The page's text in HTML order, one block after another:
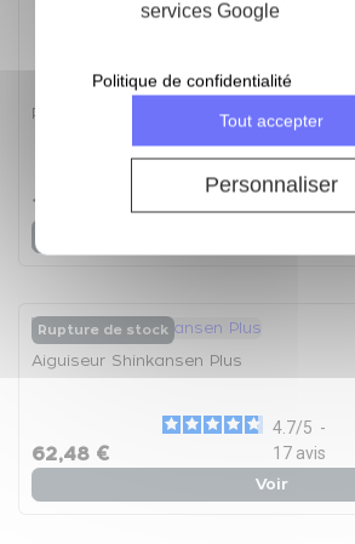
services Google
Tout accepter
Personnaliser
Politique de confidentialité
Pierre à aiguiser GLOBAL 220/1000
5/5-2avis
177,52 €
Rupture de stock
Aiguiseur Shinkansen Plus
4.7/5 -
17 avis
62,48 €
Voir